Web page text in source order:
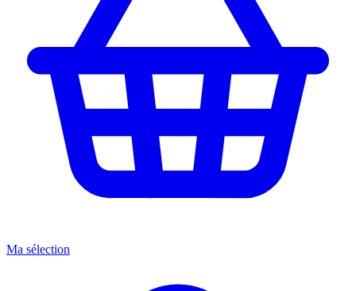
Ma sélection